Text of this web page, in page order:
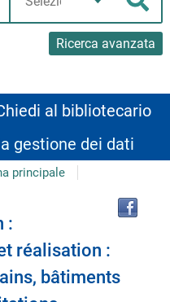
Ricerca avanzata
biblioteca
al bibliotecario
gestione dei dati
principale
:
réalisation :
bâtiments